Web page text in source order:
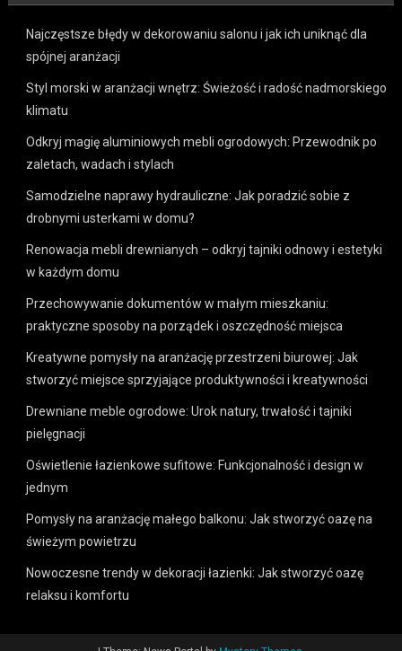
Najczęstsze błędy w dekorowaniu salonu i jak ich uniknąć dla
spójnej aranżacji
Styl morski w aranżacji wnętrz: Świeżość i radość nadmorskiego
klimatu
Odkryj magię aluminiowych mebli ogrodowych: Przewodnik po
zaletach, wadach i stylach
Samodzielne naprawy hydrauliczne: Jak poradzić sobie z
drobnymi usterkami w domu?
Renowacja mebli drewnianych – odkryj tajniki odnowy i estetyki
w każdym domu
Przechowywanie dokumentów w małym mieszkaniu:
praktyczne sposoby na porządek i oszczędność miejsca
Kreatywne pomysły na aranżację przestrzeni biurowej: Jak
stworzyć miejsce sprzyjające produktywności i kreatywności
Drewniane meble ogrodowe: Urok natury, trwałość i tajniki
pielęgnacji
Oświetlenie łazienkowe sufitowe: Funkcjonalność i design w
jednym
Pomysły na aranżację małego balkonu: Jak stworzyć oazę na
świeżym powietrzu
Nowoczesne trendy w dekoracji łazienki: Jak stworzyć oazę
relaksu i komfortu